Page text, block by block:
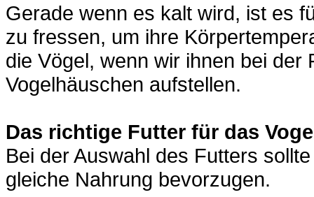
Gerade wenn es kalt wird, ist es
zu fressen, um ihre
die Vögel, wenn wir ihnen bei
Vogelhäuschen aufstellen.
Das richtige Futter für das
Bei der Auswahl des Futters
gleiche Nahrung bevorzugen.